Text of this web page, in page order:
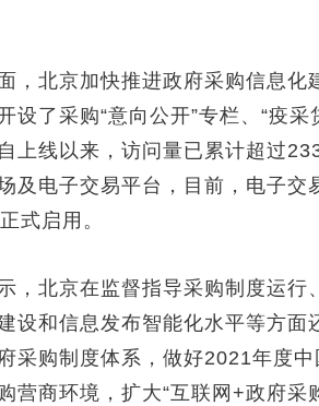
北京加快推进政府采购信息化
设了采购“意向公开”专栏、“疫采
上线以来，访问量已累计超过
及电子交易平台，目前，电子交
式启用。
北京在监督指导采购制度运行
设和信息发布智能化水平等方面
采购制度体系，做好2021年度
营商环境，扩大“互联网+政府采